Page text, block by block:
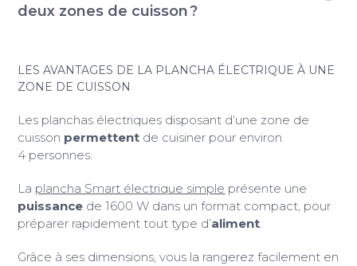
deux zones de cuisson ?
LES AVANTAGES DE LA PLANCHA ÉLECTRIQUE À UNE
ZONE DE CUISSON
Les planchas électriques disposant d’une zone de
cuisson permettent de cuisiner pour environ
4 personnes.
La plancha Smart électrique simple présente une
puissance de 1600 W dans un format compact, pour
préparer rapidement tout type d’aliment.
Grâce à ses dimensions, vous la rangerez facilement en